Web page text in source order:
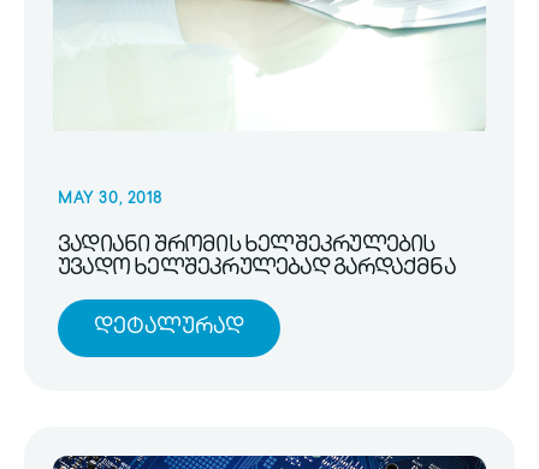
MAY 30, 2018
ვადიანი შრომის ხელშეკრულების
უვადო ხელშეკრულებად გარდაქმნა
Დეტალურად